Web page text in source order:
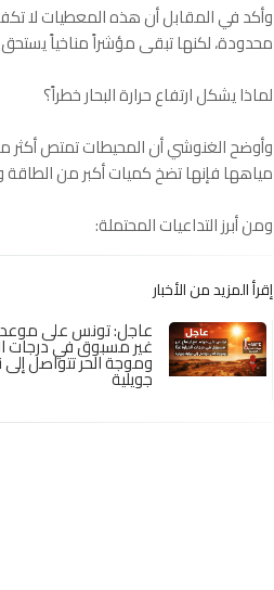
وأكد في المقابل أن هذه المعطيات لا
محدودة، لكنها تبقى مؤشراً مناخياً يستحق
لماذا يشكل ارتفاع حرارة البحار خطراً؟
مياهها فإنها تضخ كميات أكبر من الطاقة
ومن أبرز التداعيات المحتملة:
إقرأ المزيد من الأخبار
عاجل: تونس على موعد
غير مسبوق في درجات
وموجة الحر تتواصل إلى
جويلية